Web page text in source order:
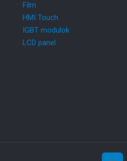
Film
HMI Touch
IGBT modulok
LCD panel